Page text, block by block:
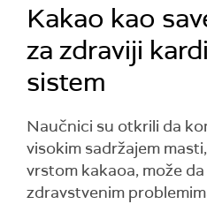
Kakao kao
za zdraviji
sistem
Naučnici su otkrili da
visokim sadržajem
vrstom kakaoa, može
zdravstvenim